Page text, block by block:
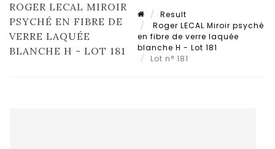
ROGER LECAL MIROIR
PSYCHÉ EN FIBRE DE
VERRE LAQUÉE
BLANCHE H - LOT 181
Result
Roger LECAL Miroir psyché
en fibre de verre laquée
blanche H - Lot 181
Lot n° 181